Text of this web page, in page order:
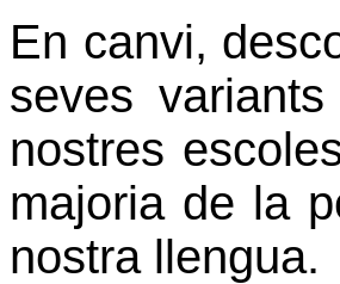
En canvi,
seves
nostres
majoria de la
nostra llengua.